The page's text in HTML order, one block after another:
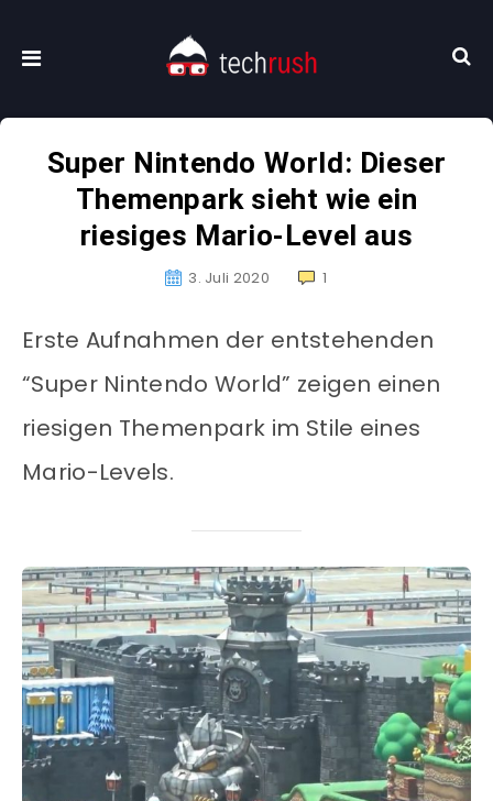
Super Nintendo World: Dieser
Themenpark sieht wie ein
riesiges Mario-Level aus
3. Juli 2020 1
Erste Aufnahmen der entstehenden
“Super Nintendo World” zeigen einen
riesigen Themenpark im Stile eines
Mario-Levels.